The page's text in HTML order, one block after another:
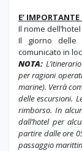
E’ IMPORTANTE
Il nome
Il giorno delle
comunicato in
NOTA:
per ragioni
marine). Verrà
delle escursioni.
rimborso. In
dall’hotel per
partire dalle ore
passaggio